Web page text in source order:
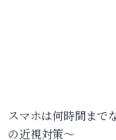
スマホは何時間まで
の近視対策～